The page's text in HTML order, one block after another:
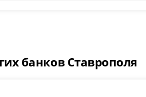
банков Ставрополя